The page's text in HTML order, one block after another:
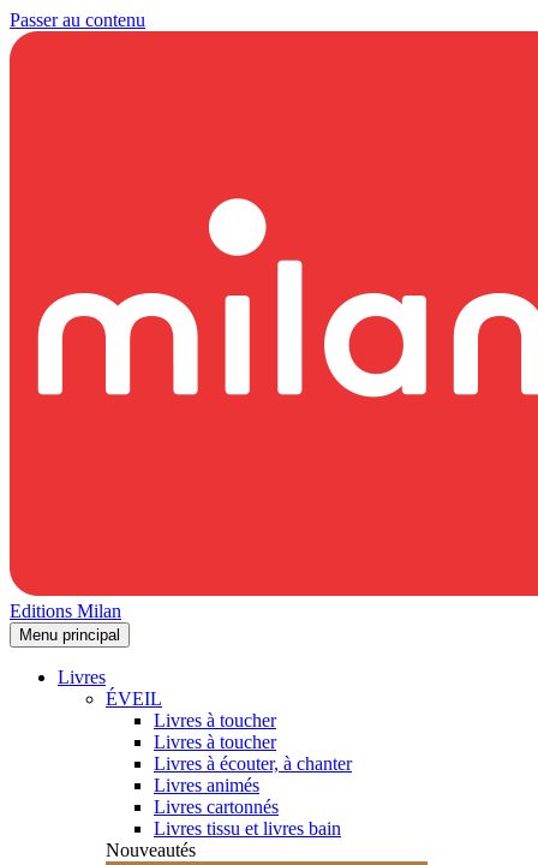
Passer au contenu
Editions Milan
Menu principal
Livres
ÉVEIL
Livres à toucher
Livres à toucher
Livres à écouter, à chanter
Livres animés
Livres cartonnés
Livres tissu et livres bain
Nouveautés